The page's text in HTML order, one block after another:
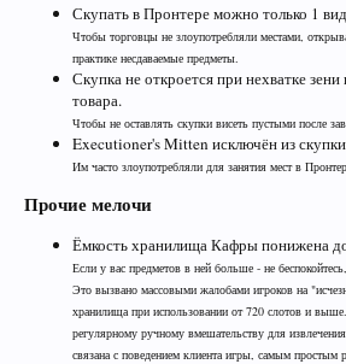
Скупать в Пронтере можно только 1
Чтобы торговцы не злоупотребляли местами,
практике несдаваемые предметы.
Скупка не откроется при нехватке
товара.
Чтобы не оставлять скупки висеть пустыми после
Executioner's Mitten исключён из
Им часто злоупотребляли для занятия мест в
Прочие мелочи
Ёмкость хранилища Кафры понижена
Если у вас предметов в ней больше - не
Это вызвано массовыми жалобами игроков на
хранилища при использовании от 720 слотов и
регулярному ручному вмешательству для
связана с поведением клиента игры, самым простым